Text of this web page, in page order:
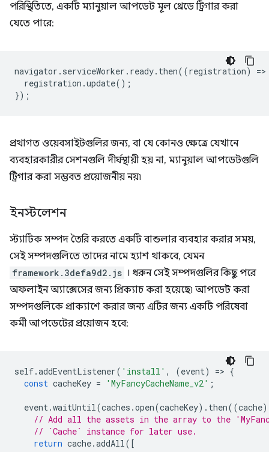
পরিস্থিতিতে, একটি ম্যানুয়াল আপডেট মূল থ্রেডে ট্রিগার করা
যেতে পারে:
navigator . serviceWorker . ready. then((registration) =>
registration .update();
});
প্রথাগত ওয়েবসাইটগুলির জন্য, বা যে কোনও ক্ষেত্রে যেখানে
ব্যবহারকারীর সেশনগুলি দীর্ঘস্থায়ী হয় না, ম্যানুয়াল আপডেটগুলি
ট্রিগার করা সম্ভবত প্রয়োজনীয় নয়৷
ইনস্টলেশন
স্ট্যাটিক সম্পদ তৈরি করতে একটি বান্ডলার ব্যবহার করার সময়,
সেই সম্পদগুলিতে তাদের নামে হ্যাশ থাকবে, যেমন
framework.3defa9d2.js । ধরুন সেই সম্পদগুলির কিছু পরে
অফলাইন অ্যাক্সেসের জন্য প্রিক্যাচ করা হয়েছে৷ আপডেট করা
সম্পদগুলিকে প্রাক্যাশে করার জন্য এটির জন্য একটি পরিষেবা
কর্মী আপডেটের প্রয়োজন হবে:
self.addEventListener( 'install' , (event) => {
const cacheKey = 'MyFancyCacheName_v2' ;
event.waitUntil(caches .open(cacheKey). then((cache)
// Add all the assets in the array to the
// `Cache` instance for later use.
return cache.addAll([